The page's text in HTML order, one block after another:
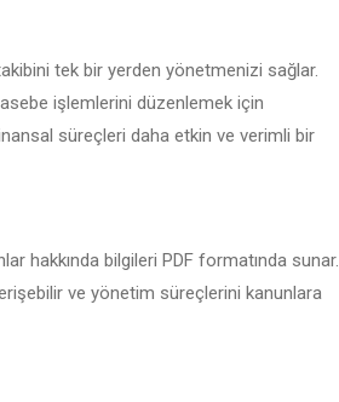
tek bir yerden yönetmenizi sağlar.
işlemlerini düzenlemek için
süreçleri daha etkin ve verimli bir
hakkında bilgileri PDF formatında sunar.
ve yönetim süreçlerini kanunlara